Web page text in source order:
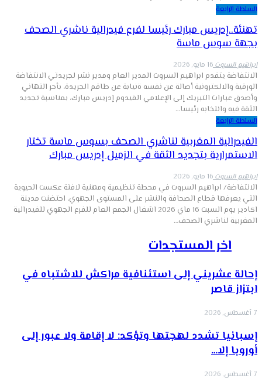
السلطة الرابعة
تهنئة..إدريس مبارك رئيسا لفرع فيدرالية ناشري الصحف
بجهة سوس ماسة
ابراهيم السروت16 مايو, 2026
الانتفاضة يتقدم ابراهيم السروت المدير العام ومدير نشر لجريدتي الانتفاضة
الورقية والالكترونية أصالة عن نفسه ةنيابة عن طاقم الجريدة، بأحر التهاني
وأصدق عبارات التبريك إلى الإعلامي القيدوم إدريس مبارك، بمناسبة تجديد
الثقة فيه وانتخابه رئيسا…
السلطة الرابعة
الفيدرالية المغربية لناشري الصحف بسوس ماسة تختار
الاستمرارية بتجديد الثقة في الزميل إدريس مبارك
ابراهيم السروت16 مايو, 2026
الانتفاضة/ ابراهيم السروت في محطة تنظيمية ومهنية لافتة عكست الحيوية
التي يعرفها قطاع الصحافة والنشر على المستوى الجهوي، احتضنت مدينة
اكادير يوم السبت 16 ماي 2026 اشغال الجمع العام للفرع الجهوي للفيدرالية
المغربية لناشري الصحف…
اخر المستجدات
إحالة عشريني إلى استئنافية مراكش للاشتباه في
ابتزاز قاصر
7 أغسطس, 2026
إسبانيا تشدد لهجتها وتؤكد: لا إقامة ولا عبور إلى
أوروبا إلا…
7 أغسطس, 2026